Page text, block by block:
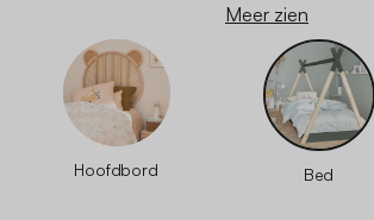
moet ook rekening houden met de
een bed kiezen dat daarbij past. Of u nu op
traditionele of moderne stijl, er zijn vele
te kiezen.
Meer zien
Hoofdbord Bed